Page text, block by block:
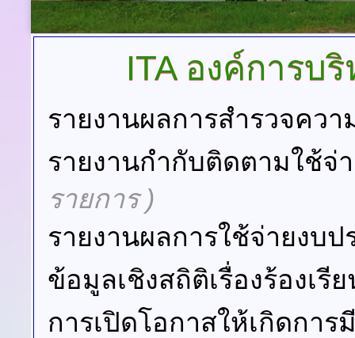
ITAองค์การบริ
รายงานผลการสำรวจคว
รายงานกำกับติดตามใช้จ่
รายการ )
รายงานผลการใช้จ่ายงบ
ข้อมูลเชิงสถิติเรื่องร้องเรี
การเปิดโอกาสให้เกิดการ